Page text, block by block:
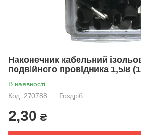
Наконечник кабельний
подвійного провідника 1,5/8
В наявності
Код: 270788
Роздріб
2,30 ₴